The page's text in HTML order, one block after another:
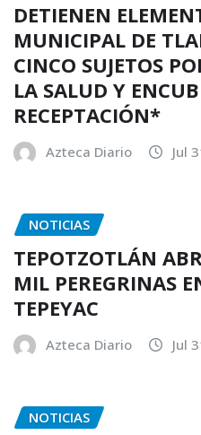
DETIENEN
MUNICIPAL DE
CINCO SUJETOS
LA SALUD Y
RECEPTACIÓN*
Azteca Diario Jul
NOTICIAS
TEPOTZOTLÁN
MIL PEREGRINAS
TEPEYAC
Azteca Diario Jul
NOTICIAS